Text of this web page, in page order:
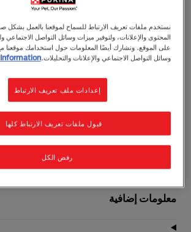
بورينا ون®
بورينا ون® طعام رطب للقطط البالغة
المحيط في المرق 70غم
هضم حساس
70g
معلومات إضافية
نستخدم ملفات تعريف الارتباط للسماح لموقعنا بالعمل بشكل
المحتوى والإعلانات، ولتوفير ميزات وسائل التواصل الاجتماعي
على الموقع. ونشارك أيضًا المعلومات حول استخدامك موقعنا
وسائل التواصل الاجتماعي والإعلانات والتحليلات.
إعدادات ملف تعريف الارتباط
رفض الكل
قبول ملفات تعريف الارتباط كلها